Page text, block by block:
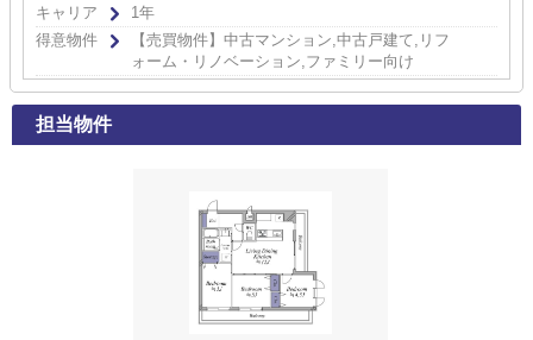
キャリア
1年
得意物件
【売買物件】中古マンション,中古戸建て,リフ
ォーム・リノベーション,ファミリー向け
担当物件